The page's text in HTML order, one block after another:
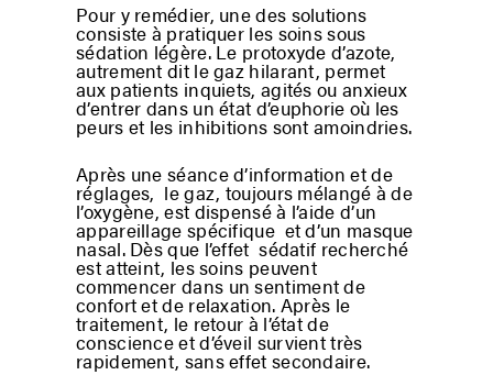
Pour y remédier, une des solutions
consiste à pratiquer les soins sous
sédation légère. Le protoxyde d’azote,
autrement dit le gaz hilarant, permet
aux patients inquiets, agités ou anxieux
d’entrer dans un état d’euphorie où les
peurs et les inhibitions sont amoindries.
Après une séance d’information et de
réglages, le gaz, toujours mélangé à de
l’oxygène, est dispensé à l’aide d’un
appareillage spécifique et d’un masque
nasal. Dès que l’effet sédatif recherché
est atteint, les soins peuvent
commencer dans un sentiment de
confort et de relaxation. Après le
traitement, le retour à l’état de
conscience et d’éveil survient très
rapidement, sans effet secondaire.